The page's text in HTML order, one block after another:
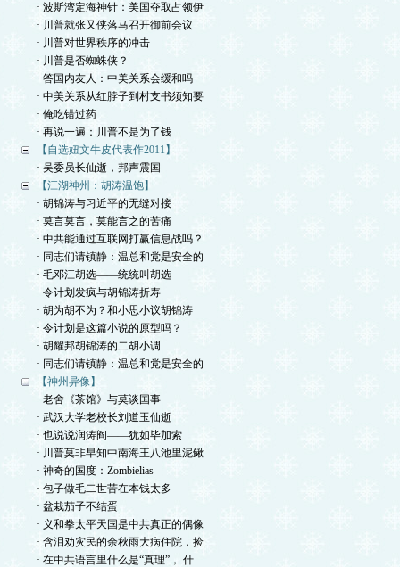
· 波斯湾定海神针：美国夺取占领伊
· 川普就张又侠落马召开御前会议
· 川普对世界秩序的冲击
· 川普是否蜘蛛侠？
· 答国内友人：中美关系会缓和吗
· 中美关系从红脖子到村支书须知要
· 俺吃错过药
· 再说一遍：川普不是为了钱
【自选妞文牛皮代表作2011】
· 吴委员长仙逝，邦声震国
【江湖神州：胡涛温饱】
· 胡锦涛与习近平的无缝对接
· 莫言莫言，莫能言之的苦痛
· 中共能通过互联网打赢信息战吗？
· 同志们请镇静：温总和党是安全的
· 毛邓江胡选——统统叫胡选
· 令计划发疯与胡锦涛折寿
· 胡为胡不为？和小思小议胡锦涛
· 令计划是这篇小说的原型吗？
· 胡耀邦胡锦涛的二胡小调
· 同志们请镇静：温总和党是安全的
【神州异像】
· 老舍《茶馆》与莫谈国事
· 武汉大学老校长刘道玉仙逝
· 也说说润涛阎——犹如毕加索
· 川普莫非早知中南海王八池里泥鳅
· 神奇的国度：Zombielias
· 包子做毛二世苦在本钱太多
· 盆栽茄子不结蛋
· 义和拳太平天国是中共真正的偶像
· 含泪劝灾民的余秋雨大病住院，捡
· 在中共语言里什么是“真理”， 什